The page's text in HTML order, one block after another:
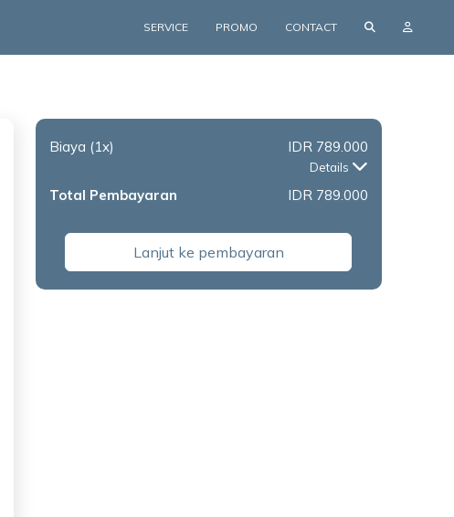
SERVICE PROMO CONTACT
Biaya (1x) IDR 789.000
Details
Total Pembayaran IDR 789.000
Lanjut ke pembayaran